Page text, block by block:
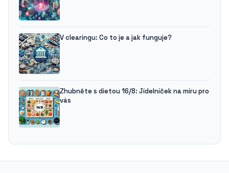
V clearingu: Co to je a jak funguje?
Zhubněte s dietou 16/8: Jídelníček na míru pro
vás